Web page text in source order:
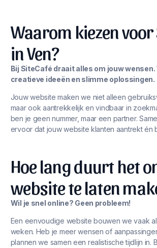
Waarom kiezen voor
in Ven?
Bij SiteCafé draait alles om jouw wensen.
creatieve ideeën en slimme oplossingen.
Jouw website maken we niet alleen
maar ook aantrekkelijk en vindbaar in
ben je geen nummer, maar een partner.
ervoor dat jouw website klanten aantrekt én
Hoe lang duurt het
website te laten
Wil je snel online? Geen probleem!
Een eenvoudige website bouwen we vaak al
weken. Heb je meer wensen of
plannen we samen een realistische tijdlijn in.